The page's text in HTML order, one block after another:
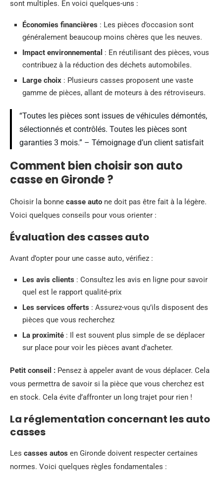
sont multiples. En voici quelques-uns :
Économies financières : Les pièces d’occasion sont
généralement beaucoup moins chères que les neuves.
Impact environnemental : En réutilisant des pièces, vous
contribuez à la réduction des déchets automobiles.
Large choix : Plusieurs casses proposent une vaste
gamme de pièces, allant de moteurs à des rétroviseurs.
“Toutes les pièces sont issues de véhicules démontés,
sélectionnés et contrôlés. Toutes les pièces sont
garanties 3 mois.” – Témoignage d’un client satisfait
Comment bien choisir son auto
casse en Gironde ?
Choisir la bonne casse auto ne doit pas être fait à la légère.
Voici quelques conseils pour vous orienter :
Évaluation des casses auto
Avant d’opter pour une casse auto, vérifiez :
Les avis clients : Consultez les avis en ligne pour savoir
quel est le rapport qualité-prix
Les services offerts : Assurez-vous qu’ils disposent des
pièces que vous recherchez
La proximité : Il est souvent plus simple de se déplacer
sur place pour voir les pièces avant d’acheter.
Petit conseil : Pensez à appeler avant de vous déplacer. Cela
vous permettra de savoir si la pièce que vous cherchez est
en stock. Cela évite d’affronter un long trajet pour rien !
La réglementation concernant les auto
casses
Les casses autos en Gironde doivent respecter certaines
normes. Voici quelques règles fondamentales :